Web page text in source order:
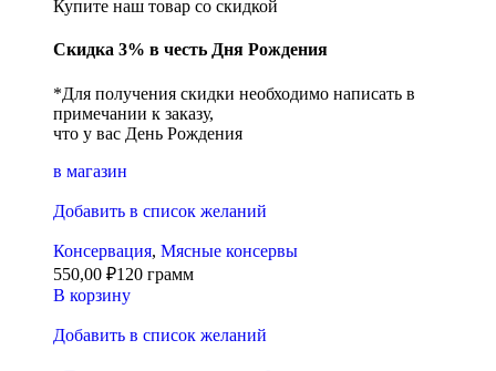
Купите наш товар со скидкой
Скидка 3% в честь Дня Рождения
*Для получения скидки необходимо написать в
примечании к заказу,
что у вас День Рождения
в магазин
Добавить в список желаний
Консервация, Мясные консервы
550,00 ₽120 грамм
В корзину
Добавить в список желаний